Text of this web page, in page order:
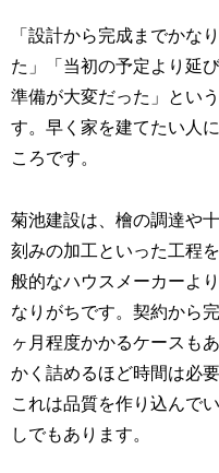
「設計から完成までかな
た」「当初の予定より延
準備が大変だった」とい
す。早く家を建てたい人
ころです。
菊池建設は、檜の調達や
刻みの加工といった工程
般的なハウスメーカーよ
なりがちです。契約から
ヶ月程度かかるケースも
かく詰めるほど時間は必
これは品質を作り込んで
しでもあります。